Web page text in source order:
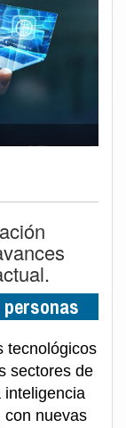
personas
tecnológicos
sectores de
inteligencia
con nuevas